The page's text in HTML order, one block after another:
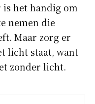
het handig om
nemen die
Maar zorg er
licht staat, want
zonder licht.